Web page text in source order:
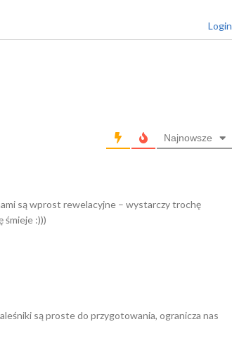
Login
Najnowsze
są wprost rewelacyjne – wystarczy trochę
śmieje :)))
są proste do przygotowania, ogranicza nas